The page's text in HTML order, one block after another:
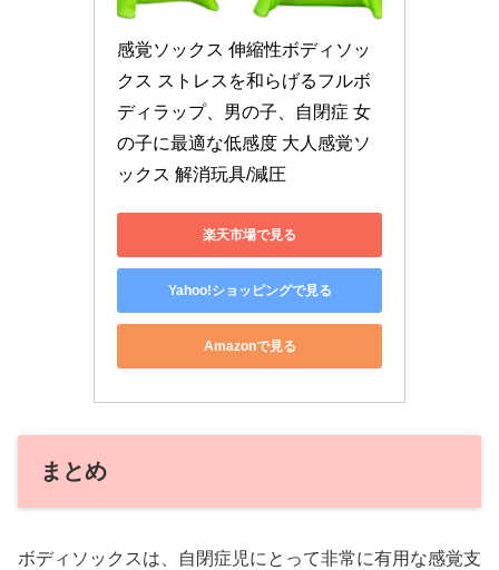
感覚ソックス 伸縮性ボディソッ
クス ストレスを和らげるフルボ
ディラップ、男の子、自閉症 女
の子に最適な低感度 大人感覚ソ
ックス 解消玩具/減圧
楽天市場で見る
Yahoo!ショッピングで見る
Amazonで見る
まとめ
ボディソックスは、自閉症児にとって非常に有用な感覚支